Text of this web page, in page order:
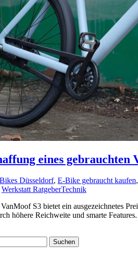
eines gebrauchten
Düsseldorf, E-Bike gebraucht kaufen,
Werkstatt RatgeberTechnik
S3 bietet ein ausgezeichnetes
höhere Reichweite und smarte